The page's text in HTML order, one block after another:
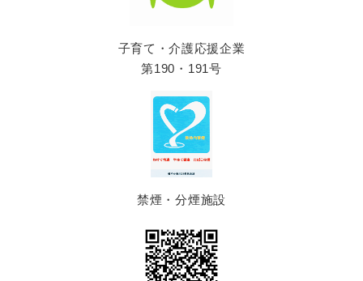
子育て・介護応援企業
第190・191号
禁煙・分煙施設